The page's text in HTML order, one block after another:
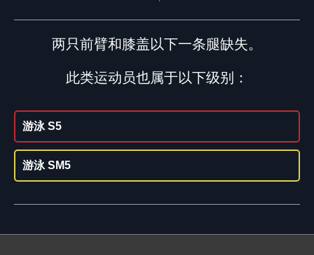
两只前臂和膝盖以下一条腿缺失。
此类运动员也属于以下级别：
游泳 S5
游泳 SM5